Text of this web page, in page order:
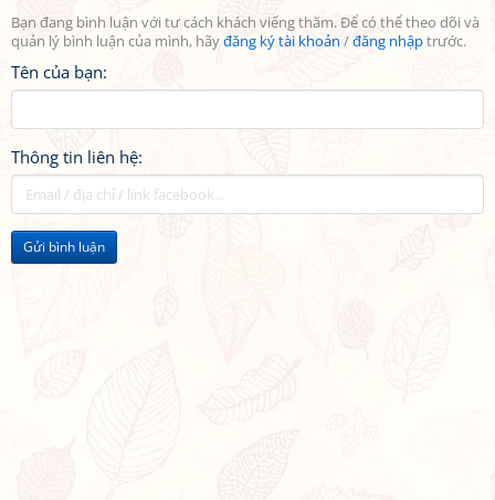
Bạn đang bình luận với tư cách khách viếng thăm. Để có thể theo dõi và
quản lý bình luận của mình, hãyđăng ký tài khoản /đăng nhậptrước.
Tên của bạn:
Thông tin liên hệ:
Gửi bình luận